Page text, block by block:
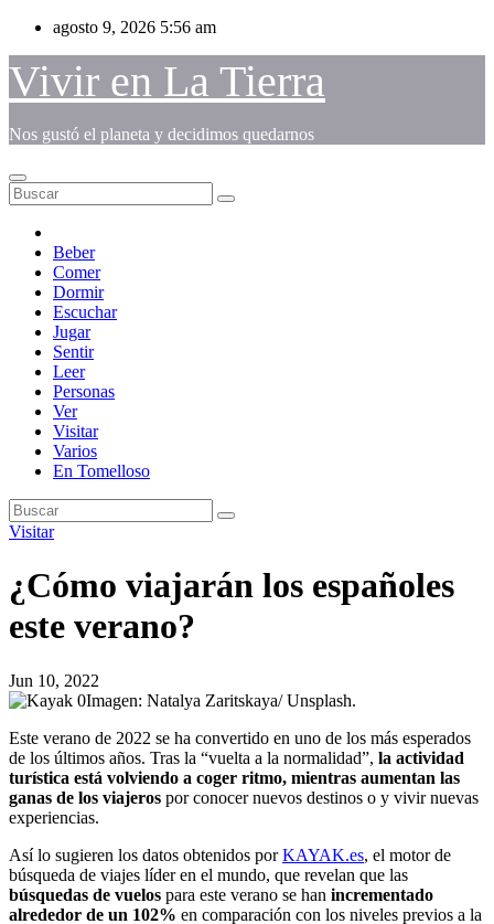
Saltar
contenido
agosto 9, 2026 5:56 am
Vivir en La Tierra
Nos gustó el planeta y decidimos quedarnos
Beber
Comer
Dormir
Escuchar
Jugar
Sentir
Leer
Personas
Ver
Visitar
Varios
En Tomelloso
Visitar
¿Cómo viajarán los españoles
este verano?
Jun 10, 2022
Imagen: Natalya Zaritskaya/ Unsplash.
Este verano de 2022 se ha convertido en uno de los más esperados
de los últimos años. Tras la “vuelta a la normalidad”, la actividad
turística está volviendo a coger ritmo, mientras aumentan las
ganas de los viajeros por conocer nuevos destinos o y vivir nuevas
experiencias.
Así lo sugieren los datos obtenidos porKAYAK.es, el motor de
búsqueda de viajes líder en el mundo, que revelan que las
búsquedas de vuelos para este verano se han incrementado
alrededor de un 102% en comparación con los niveles previos a la